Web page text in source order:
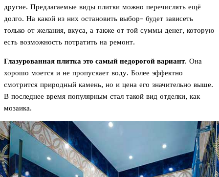
другие. Предлагаемые виды плитки можно перечислять ещё
долго. На какой из них остановить выбор- будет зависеть
только от желания, вкуса, а также от той суммы денег, которую
есть возможность потратить на ремонт.
Глазурованная плитка это самый недорогой вариант. Она
хорошо моется и не пропускает воду. Более эффектно
смотрится природный камень, но и цена его значительно выше.
В последнее время популярным стал такой вид отделки, как
мозаика.